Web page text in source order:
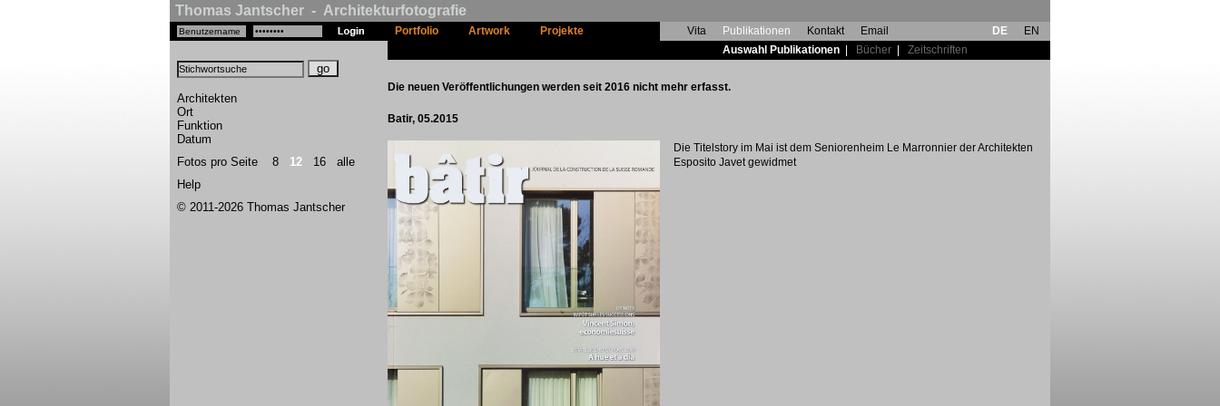
Thomas Jantscher - Architekturfotografie
Architekten
Ort
Funktion
Datum
Fotos pro Seite 8 12 16
alle
Help
© 2011-2026 Thomas Jantscher
Portfolio Artwork Projekte Vita Publikationen Kontakt Email DE
EN
Auswahl Publikationen
Bücher Zeitschriften
Die neuen Veröffentlichungen werden seit 2016 nicht mehr erfasst.
Batir, 05.2015
Die Titelstory im Mai ist dem Seniorenheim Le Marronnier der Architekten
Esposito Javet gewidmet